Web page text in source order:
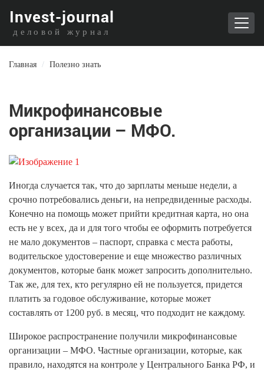
Invest-journal
деловой журнал
Главная / Полезно знать
Микрофинансовые
организации – МФО.
Иногда случается так, что до зарплаты меньше недели, а
срочно потребовались деньги, на непредвиденные расходы.
Конечно на помощь может прийти кредитная карта, но она
есть не у всех, да и для того чтобы ее оформить потребуется
не мало документов – паспорт, справка с места работы,
водительское удостоверение и еще множество различных
документов, которые банк может запросить дополнительно.
Так же, для тех, кто регулярно ей не пользуется, придется
платить за годовое обслуживание, которые может
составлять от 1200 руб. в месяц, что подходит не каждому.
Широкое распространение получили микрофинансовые
организации – МФО. Частные организации, которые, как
правило, находятся на контроле у Центрального Банка РФ, и